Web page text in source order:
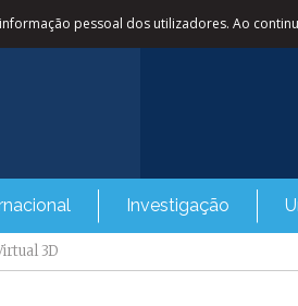
pessoal dos utilizadores. Ao
Investigação
3D